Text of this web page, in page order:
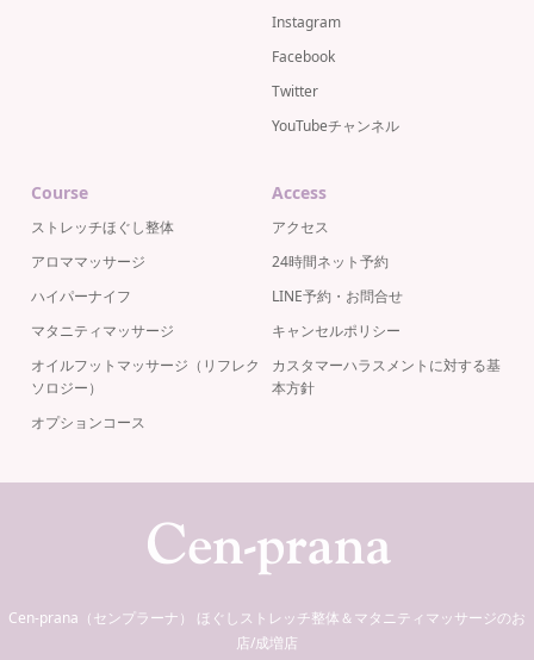
Instagram
Facebook
Twitter
YouTubeチャンネル
Course
ストレッチほぐし整体
アロママッサージ
ハイパーナイフ
マタニティマッサージ
オイルフットマッサージ（リフレク
ソロジー）
オプションコース
Access
アクセス
24時間ネット予約
LINE予約・お問合せ
キャンセルポリシー
カスタマーハラスメントに対する基
本方針
Cen-prana（センプラーナ） ほぐしストレッチ整体＆マタニティマッサージのお
店/成増店